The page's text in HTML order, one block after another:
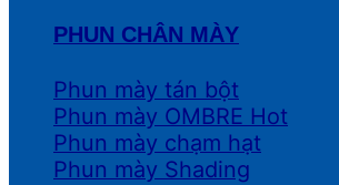
PHUN CHÂN MÀY
Phun mày tán bột
Phun mày OMBRE
Phun mày chạm hạt
Phun mày Shading